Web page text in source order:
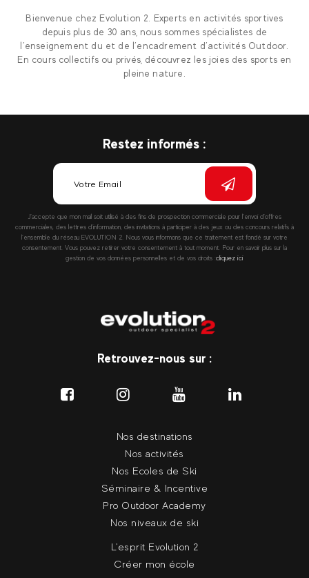
Bienvenue chez Evolution 2. Experts en activités sportives
depuis plus de 30 ans, nous sommes spécialistes de
l’enseignement du et de l’encadrement d’activités Outdoor.
En cours collectifs ou privés, découvrez les joies des sports en
pleine nature.
Restez informés :
J’accepte que mon mail soit utilisé à des fins de prospection commerciale pour l’envoi d’offres
commerciales, des lettres d’information, des invitations à participer à des jeux ou des concours relatifs à
l’ensemble du réseau EVOLUTION 2. Nous vous informons que ce traitement est fondé sur votre
consentement. Vous pouvez retirer votre consentement à tout moment. Pour en savoir plus sur la
gestion de vos données personnelles et de vos droits :cliquez ici
Retrouvez-nous sur :
Nos destinations
Nos activités
Nos Ecoles de Ski
Séminaire & Incentive
Pro Outdoor Academy
Nos niveaux de ski
L'esprit Evolution 2
Créer mon école